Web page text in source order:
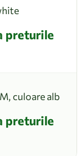
preturile
culoare alb
preturile